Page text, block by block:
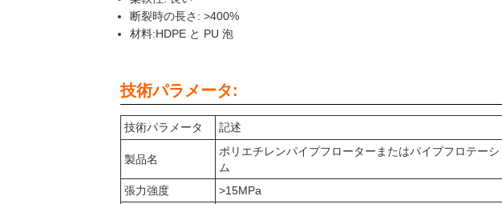
断裂時の長さ: >400%
材料:HDPE と PU 泡
技術パラメータ:
技術パラメータ 記述
製品名
ポリエチレンパイプフローターまたはパイプフロテー
ム
張力強度
>15MPa